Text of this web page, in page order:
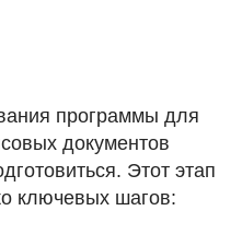
программы для
документов
Этот этап
ключевых шагов: